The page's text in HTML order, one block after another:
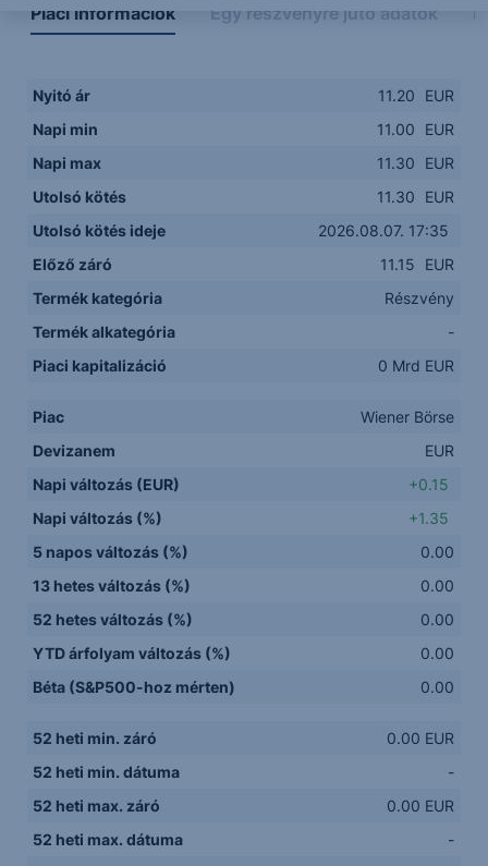
Piaci információk Egy részvényre jutó adatok
Nyitó ár 11.20
EUR
Napi min
11.00
EUR
Napi max
11.30
EUR
Utolsó kötés
11.30
EUR
Utolsó kötés ideje
2026.08.07. 17:35
Előző záró
11.15
EUR
Termék kategória
Részvény
Termék alkategória
-
Piaci kapitalizáció
0 Mrd EUR
Piac
Wiener Börse
Devizanem
EUR
Napi változás (EUR)
+0.15
Napi változás (%)
+1.35
5 napos változás (%)
0.00
13 hetes változás (%)
0.00
52 hetes változás (%)
0.00
YTD árfolyam változás (%)
0.00
Béta (S&P500-hoz mérten)
0.00
52 heti min. záró
0.00 EUR
52 heti min. dátuma
-
52 heti max. záró
0.00 EUR
52 heti max. dátuma
-